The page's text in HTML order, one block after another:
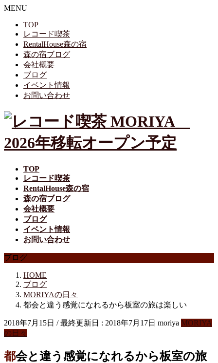
MENU
TOP
レコード喫茶
RentalHouse森の宿
森の宿ブログ
会社概要
ブログ
イベント情報
お問い合わせ
TOP
レコード喫茶
RentalHouse森の宿
森の宿ブログ
会社概要
ブログ
イベント情報
お問い合わせ
ブログ
HOME
ブログ
MORIYAの日々
都会と違う感覚になれるから板室の旅は楽しい
2018年7月15日 / 最終更新日 : 2018年7月17日 moriya MORIYA
の日々
都会と違う感覚になれるから板室の旅